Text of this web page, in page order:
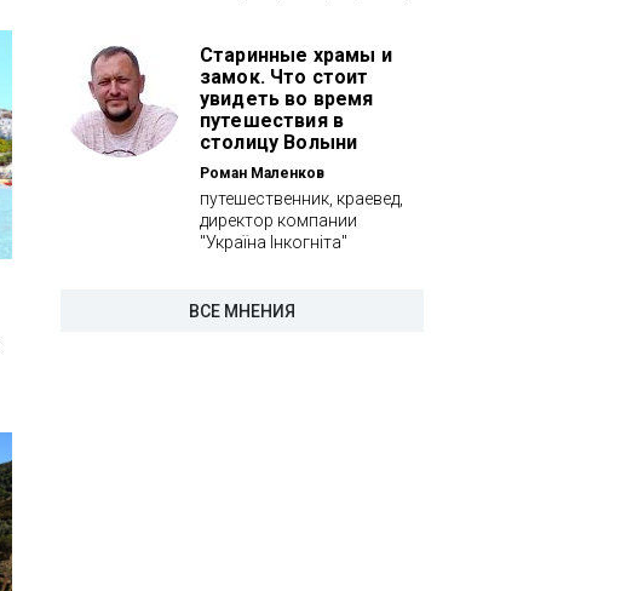
Старинные храмы и
замок. Что стоит
увидеть во время
путешествия в
столицу Волыни
Роман Маленков
путешественник, краевед,
директор компании
"Україна Інкогніта"
ВСЕ МНЕНИЯ